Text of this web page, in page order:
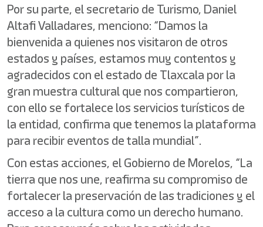
Por su parte, el secretario de Turismo, Daniel
Altafi Valladares, menciono: “Damos la
bienvenida a quienes nos visitaron de otros
estados y países, estamos muy contentos y
agradecidos con el estado de Tlaxcala por la
gran muestra cultural que nos compartieron,
con ello se fortalece los servicios turísticos de
la entidad, confirma que tenemos la plataforma
para recibir eventos de talla mundial”.
Con estas acciones, el Gobierno de Morelos, “La
tierra que nos une, reafirma su compromiso de
fortalecer la preservación de las tradiciones y el
acceso a la cultura como un derecho humano.